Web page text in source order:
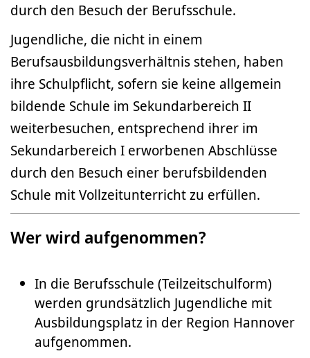
durch den Besuch der Berufsschule.
Jugendliche, die nicht in einem
Berufsausbildungsverhältnis stehen, haben
ihre Schulpflicht, sofern sie keine allgemein
bildende Schule im Sekundarbereich II
weiterbesuchen, entsprechend ihrer im
Sekundarbereich I erworbenen Abschlüsse
durch den Besuch einer berufsbildenden
Schule mit Vollzeitunterricht zu erfüllen.
Wer wird aufgenommen?
In die Berufsschule (Teilzeitschulform)
werden grundsätzlich Jugendliche mit
Ausbildungsplatz in der Region Hannover
aufgenommen.